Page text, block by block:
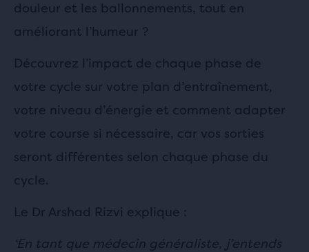
douleur et les ballonnements, tout en
améliorant l’humeur ?
Découvrez l’impact de chaque phase de
votre cycle sur votre plan d’entraînement,
votre niveau d’énergie et comment adapter
votre course si nécessaire, car vos sorties
seront différentes selon chaque phase du
cycle.
Le Dr Arshad Rizvi explique :
‘En tant que médecin généraliste, j’entends